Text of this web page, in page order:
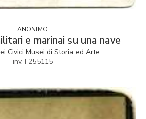
ANONIMO
e marinai su una nave
Civici Musei di Storia ed Arte
inv. F255115